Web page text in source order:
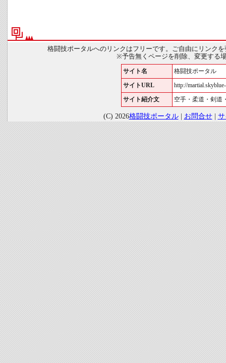
格闘技ポータルへのリンクはフリーです。ご自由にリンク
※予告無くページを削除、変更する
サイト名 格闘技ポータル
サイトURL http://
サイト紹介文 空手・柔道・剣道
(C) 2026格闘技ポータル| お問合せ|